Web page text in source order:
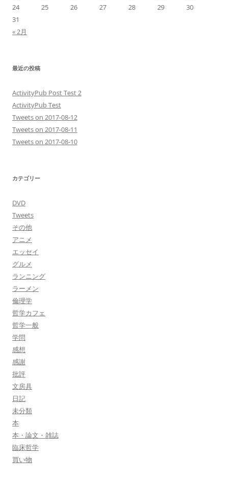
24
25 26 27 28 29
30
31
« 2月
最近の投稿
ActivityPub Post Test 2
ActivityPub Test
Tweets on 2017-08-12
Tweets on 2017-08-11
Tweets on 2017-08-10
カテゴリー
DVD
Tweets
その他
アニメ
エッセイ
グルメ
ランニング
ラーメン
倫理学
哲学カフェ
哲学一般
学問
感想
感謝
批評
文房具
日記
未分類
本
本・論文・雑誌
臨床哲学
買い物